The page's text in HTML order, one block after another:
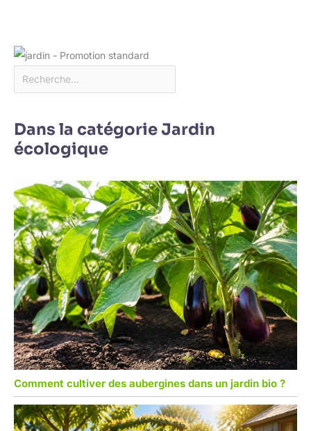
Dans la catégorie Jardin
écologique
Comment cultiver des aubergines dans un jardin bio ?